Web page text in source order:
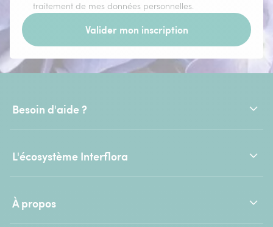
traitement de mes données personnelles.
Valider mon inscription
Besoin d'aide ?
L'écosystème Interflora
À propos